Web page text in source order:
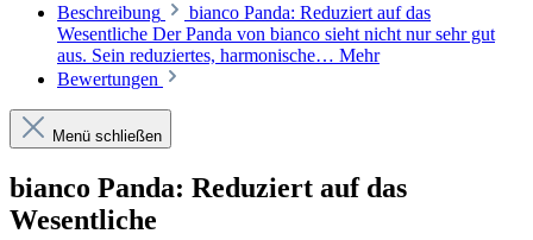
Beschreibung
bianco Panda: Reduziert auf das
Wesentliche Der Panda von bianco sieht nicht nur sehr gut
aus. Sein reduziertes, harmonische… Mehr
Bewertungen
Menü schließen
bianco Panda: Reduziert auf das
Wesentliche